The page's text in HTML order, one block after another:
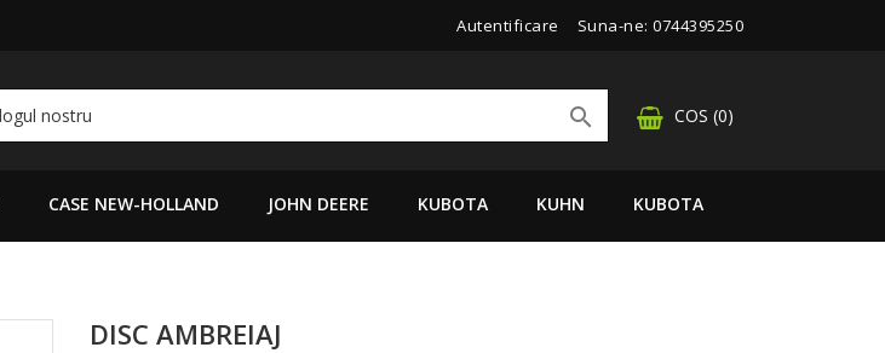
Autentificare Suna-ne: 0744395250
COS (0)

CASE NEW-HOLLAND JOHN DEERE KUBOTA KUHN KUBOTA
DISC AMBREIAJ